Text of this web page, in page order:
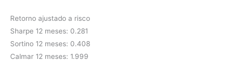
Retorno ajustado a risco
Sharpe 12 meses: 0.281
Sortino 12 meses: 0.408
Calmar 12 meses: 1.999